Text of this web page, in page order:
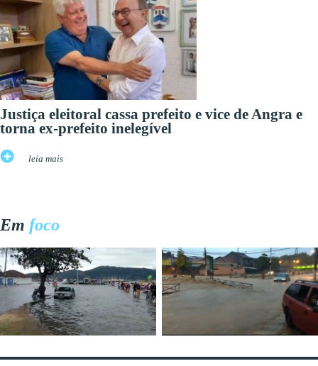
Justiça eleitoral cassa prefeito e vice de Angra e
torna ex-prefeito inelegível
leia mais
Em foco